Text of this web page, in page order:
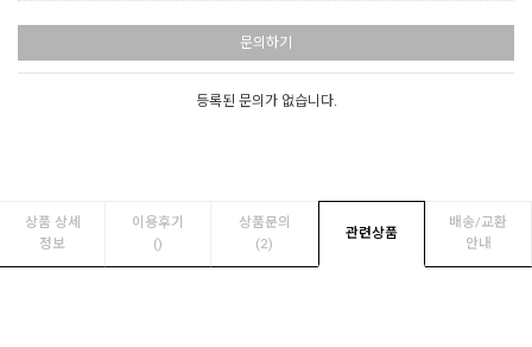
문의하기
등록된 문의가 없습니다.
상품 상세
정보
이용후기
()
상품문의
(2)
관련상품
배송/교환
안내